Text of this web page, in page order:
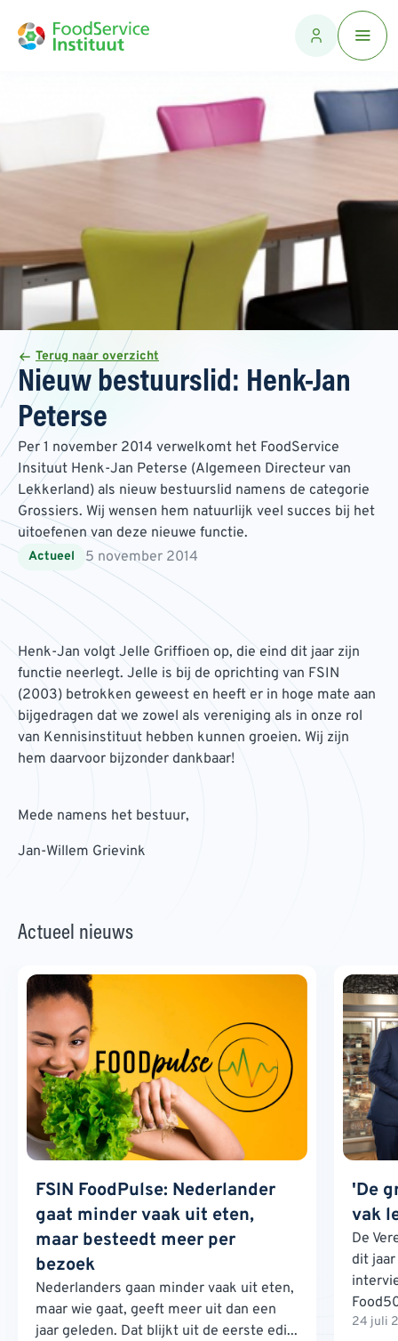
Terug naar overzicht
Nieuw bestuurslid: Henk-Jan
Peterse
Per 1 november 2014 verwelkomt het FoodService
Insituut Henk-Jan Peterse (Algemeen Directeur van
Lekkerland) als nieuw bestuurslid namens de categorie
Grossiers. Wij wensen hem natuurlijk veel succes bij het
uitoefenen van deze nieuwe functie.
Actueel 5 november 2014
Henk-Jan volgt Jelle Griffioen op, die eind dit jaar zijn
functie neerlegt. Jelle is bij de oprichting van FSIN
(2003) betrokken geweest en heeft er in hoge mate aan
bijgedragen dat we zowel als vereniging als in onze rol
van Kennisinstituut hebben kunnen groeien. Wij zijn
hem daarvoor bijzonder dankbaar!
Mede namens het bestuur,
Jan-Willem Grievink
Actueel nieuws
FSIN FoodPulse: Nederlander
gaat minder vaak uit eten,
maar besteedt meer per
bezoek
Nederlanders gaan minder vaak uit eten,
maar wie gaat, geeft meer uit dan een
jaar geleden. Dat blijkt uit de eerste edi...
'De
vak
De
dit
24 juli